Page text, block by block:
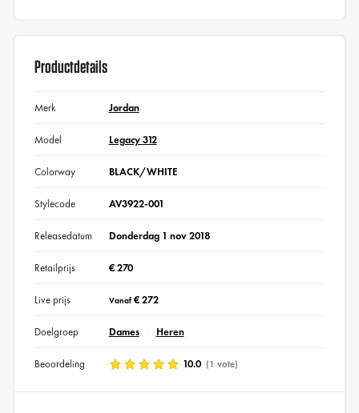
Productdetails
Merk Jordan
Model Legacy 312
Colorway BLACK/WHITE
Stylecode AV3922-001
Releasedatum Donderdag 1 nov 2018
Retailprijs € 270
Live prijs Vanaf€ 272
Doelgroep Dames Heren
Beoordeling 10.0 (1 vote)